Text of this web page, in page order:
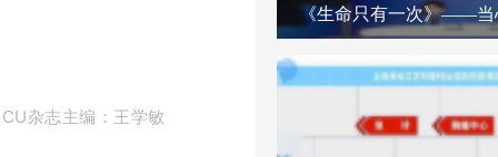
杂志主编：王学敏
《生命只有一次》——当